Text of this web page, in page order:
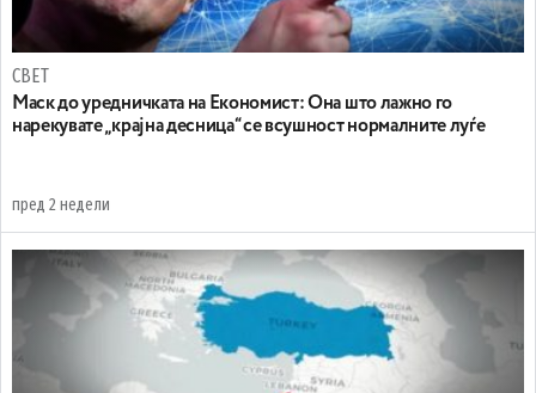
СВЕТ
Маск до уредничката на Економист: Она што лажно го
нарекувате „крајна десница“ се всушност нормалните луѓе
пред 2 недели